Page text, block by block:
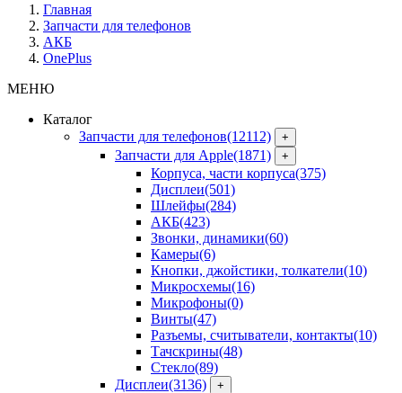
Главная
Запчасти для телефонов
АКБ
OnePlus
МЕНЮ
Каталог
Запчасти для телефонов(12112) +
Запчасти для Apple(1871) +
Корпуса, части корпуса(375)
Дисплеи(501)
Шлейфы(284)
АКБ(423)
Звонки, динамики(60)
Камеры(6)
Кнопки, джойстики, толкатели(10)
Микросхемы(16)
Микрофоны(0)
Винты(47)
Разъемы, считыватели, контакты(10)
Тачскрины(48)
Стекло(89)
Дисплеи(3136) +